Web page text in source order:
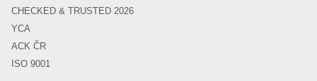
CHECKED & TRUSTED 2026
YCA
ACK ČR
ISO 9001